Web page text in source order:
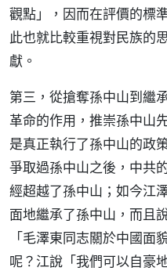
觀點」，因而在評價的標
此也就比較重視對民族的
獻。
第三，從搶奪孫中山到繼
革命的作用，推崇孫中山
是真正執行了孫中山的政
爭取過孫中山之後，中共
經超越了孫中山；如今江
面地繼承了孫中山，而且
「毛澤東同志關於中國面
呢？江說「我們可以自豪